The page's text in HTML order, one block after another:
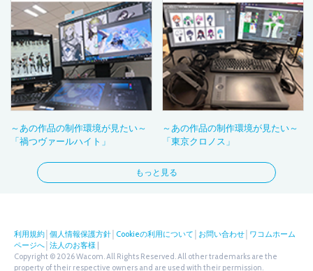
～あの作品の制作環境が見たい～
「禍つヴァールハイト」
～あの作品の制作環境が見たい～
「東京クロノス」
もっと見る
利用規約 個人情報保護方針 Cookieの利用について お問い合わせ ワコムホーム
ページへ 法人のお客様
Copyright © 2026 Wacom. All Rights Reserved. All other trademarks are the
property of their respective owners and are used with their permission.